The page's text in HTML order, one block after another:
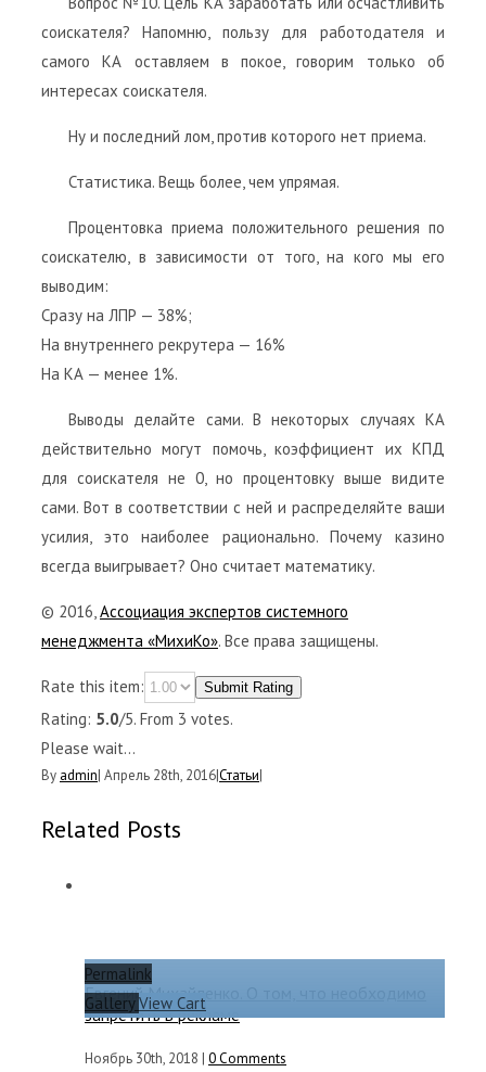
соискателя? Напомню, пользу для работодателя и
самого КА оставляем в покое, говорим только об
интересах соискателя.
Ну и последний лом, против которого нет приема.
Статистика. Вещь более, чем упрямая.
Процентовка приема положительного решения по
соискателю, в зависимости от того, на кого мы его
выводим:
Сразу на ЛПР — 38%;
На внутреннего рекрутера — 16%
На КА — менее 1%.
Выводы делайте сами. В некоторых случаях КА
действительно могут помочь, коэффициент их КПД
для соискателя не 0, но процентовку выше видите
сами. Вот в соответствии с ней и распределяйте ваши
усилия, это наиболее рационально. Почему казино
всегда выигрывает? Оно считает математику.
© 2016, Ассоциация экспертов системного
менеджмента «МихиКо». Все права защищены.
Rate this item: Submit Rating
Rating: 5.0/5. From 3 votes.
Please wait...
By admin| Апрель 28th, 2016|Статьи|
Related Posts
Permalink
GalleryView Cart
Евгений Михайленко. О том, что необходимо
запретить в рекламе
Ноябрь 30th, 2018 | 0 Comments